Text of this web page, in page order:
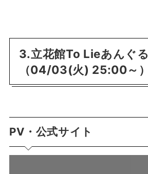
3.立花館To Lieあんぐる
（04/03(火) 25:00～）
PV・公式サイト